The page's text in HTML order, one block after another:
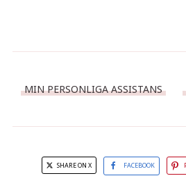
MIN PERSONLIGA ASSISTANS
SHARE ON X FACEBOOK